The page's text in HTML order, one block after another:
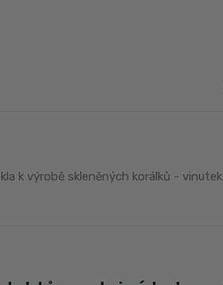
k výrobě skleněných korálků -